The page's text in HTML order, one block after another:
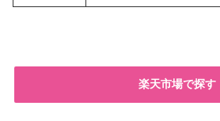
楽天市場で探す